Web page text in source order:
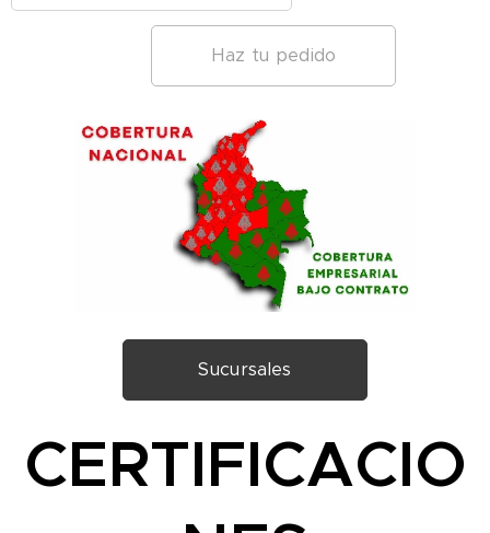
Haz tu pedido
Sucursales
CERTIFICACIO